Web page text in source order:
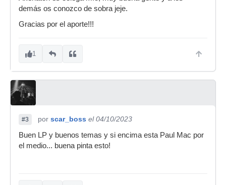
demás os conozco de sobra jeje.
Gracias por el aporte!!!
1
#3 por scar_boss el 04/10/2023
Buen LP y buenos temas y si encima esta Paul Mac por
el medio... buena pinta esto!